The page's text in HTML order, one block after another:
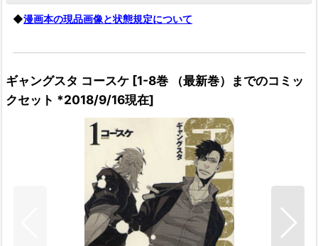
◆漫画本の現品画像と状態規定について
ギャングスタ コースケ [1-8巻 （最新巻）までのコミッ
クセット *2018/9/16現在]